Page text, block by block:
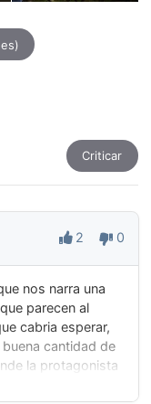
Criticar
2 0
nos narra una
parecen al
cabria esperar,
cantidad de
la protagonista
el principio de la